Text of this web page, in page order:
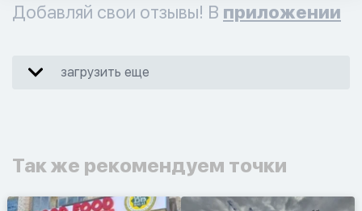
Добавляй свои отзывы! В приложении
загрузить еще
Так же рекомендуем точки